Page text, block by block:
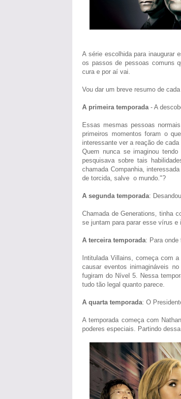
A série escolhida para inaugurar
os passos de pessoas comuns
cura e por aí vai.
Vou dar um breve resumo de
A primeira temporada- A
Essas mesmas pessoas
primeiros momentos foram o
interessante ver a reação de
Quem nunca se imaginou
pesquisava sobre tais
chamada Companhia,
de torcida, salve o mundo."?
A segunda temporada:
Chamada de Generations, tinha
se juntam para parar esse vírus e
A terceira temporada: Para onde
Intitulada Villains, começa com
causar eventos inimagináveis
fugiram do Nível 5. Nessa
tudo tão legal quanto parece.
A quarta temporada: O
A temporada começa com
poderes especiais. Partindo